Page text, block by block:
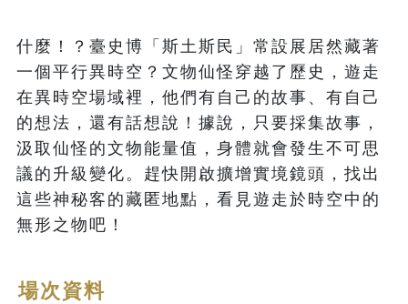
什麼！？臺史博「斯土斯民」常設展居然藏著
一個平行異時空？文物仙怪穿越了歷史，遊走
在異時空場域裡，他們有自己的故事、有自己
的想法，還有話想說！據說，只要採集故事，
汲取仙怪的文物能量值，身體就會發生不可思
議的升級變化。趕快開啟擴增實境鏡頭，找出
這些神秘客的藏匿地點，看見遊走於時空中的
無形之物吧！
場次資料